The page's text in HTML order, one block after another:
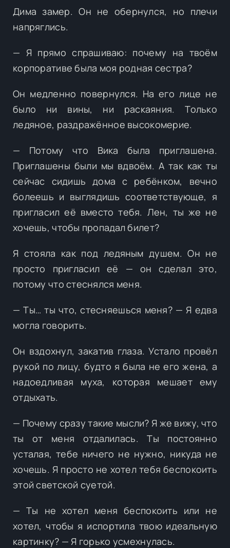
Дима замер. Он не обернулся, но плечи
напряглись.
— Я прямо спрашиваю: почему на твоём
корпоративе была моя родная сестра?
Он медленно повернулся. На его лице не
было ни вины, ни раскаяния. Только
ледяное, раздражённое высокомерие.
— Потому что Вика была приглашена.
Приглашены были мы вдвоём. А так как ты
сейчас сидишь дома с ребёнком, вечно
болеешь и выглядишь соответствующе, я
пригласил её вместо тебя. Лен, ты же не
хочешь, чтобы пропадал билет?
Я стояла как под ледяным душем. Он не
просто пригласил её — он сделал это,
потому что стеснялся меня.
— Ты… ты что, стесняешься меня? — Я едва
могла говорить.
Он вздохнул, закатив глаза. Устало провёл
рукой по лицу, будто я была не его жена, а
надоедливая муха, которая мешает ему
отдыхать.
— Почему сразу такие мысли? Я же вижу, что
ты от меня отдалилась. Ты постоянно
усталая, тебе ничего не нужно, никуда не
хочешь. Я просто не хотел тебя беспокоить
этой светской суетой.
— Ты не хотел меня беспокоить или не
хотел, чтобы я испортила твою идеальную
картинку? — Я горько усмехнулась.